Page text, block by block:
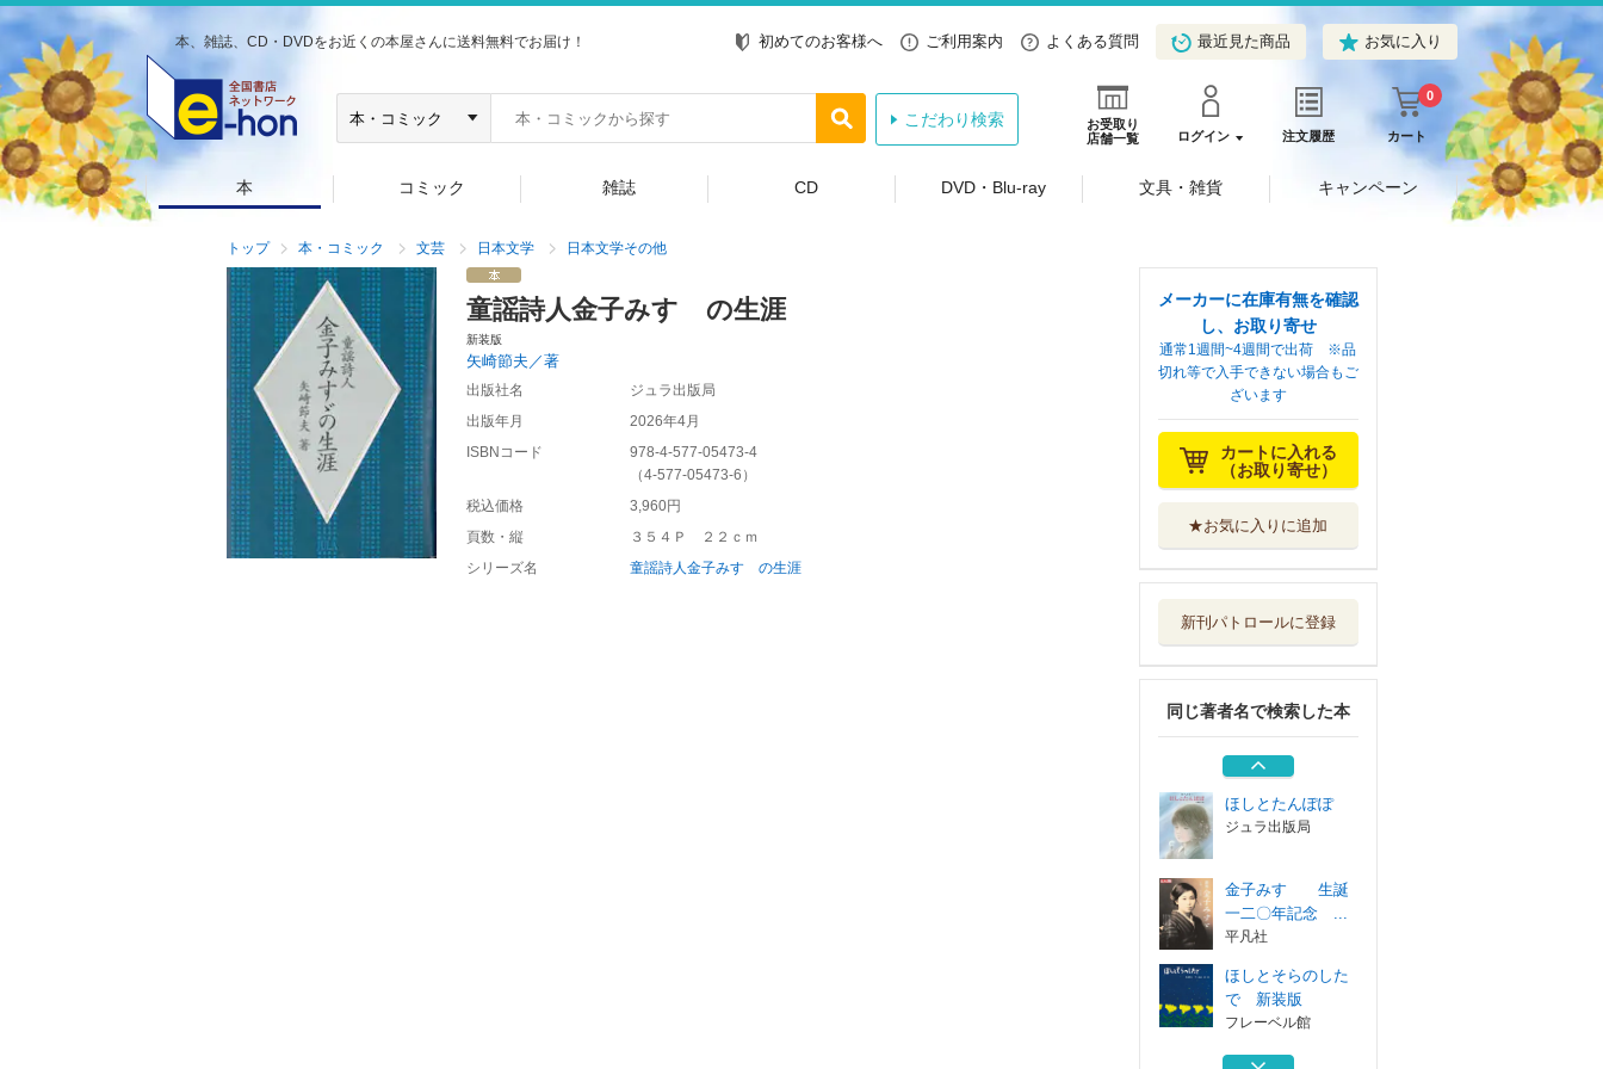
本、雑誌、CD・DVDをお近くの本屋さんに送料無料でお届け！ 初めてのお客様へ ご利用案内 よくある質問 最近見た商品 お気に入り
お受取り
店舗一覧
ログイン 注文履歴 カート
0
こだわり検索
本 コミック 雑誌 CD DVD・Blu-ray 文具・雑貨 キャンペーン
トップ 本・コミック 文芸 日本文学 日本文学その他
童謡詩人金子みすゞの生涯
新装版
矢崎節夫／著
出版社名
ジュラ出版局
出版年月
2026年4月
ISBNコード
978-4-577-05473-4
（4-577-05473-6 ）
税込価格
3,960円
頁数・縦
３５４Ｐ ２２ｃｍ
シリーズ名
童謡詩人金子みすゞの生涯
メーカーに在庫有無を確認
し、お取り寄せ
通常1週間~4週間で出荷 ※品
切れ等で入手できない場合もご
ざいます
カートに入れる
（お取り寄せ）
★お気に入りに追加
新刊パトロールに登録
同じ著者名で検索した本
ほしとそらのした
で 新装版
金子みすゞ童謡全
ジュラ出版局
わたしと小鳥とす
ずと
ジュラ出版局
ほしとたんぽぽ
ジュラ出版局
金子みすゞ 生誕
一二〇年記念 ...
平凡社
ほしとそらのした
で 新装版
フレーベル館
金子みすゞ童謡全